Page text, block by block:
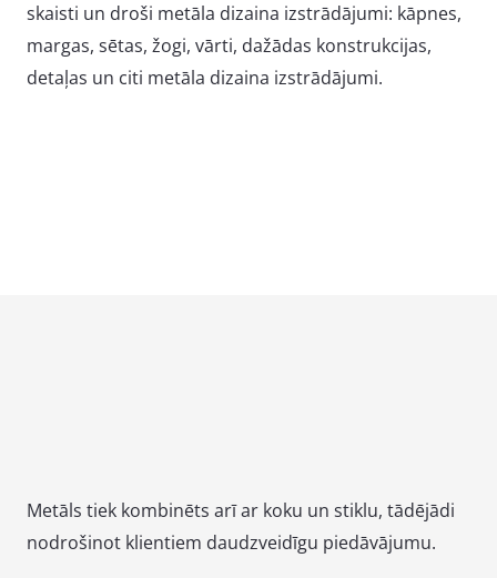
skaisti un droši metāla dizaina izstrādājumi: kāpnes,
margas, sētas, žogi, vārti, dažādas konstrukcijas,
detaļas un citi metāla dizaina izstrādājumi.
Metāls tiek kombinēts arī ar koku un stiklu, tādējādi
nodrošinot klientiem daudzveidīgu piedāvājumu.